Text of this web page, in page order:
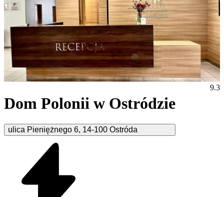
Dom Polonii w Ostródzie
ulica Pieniężnego 6, 14-100 Ostróda
9.3